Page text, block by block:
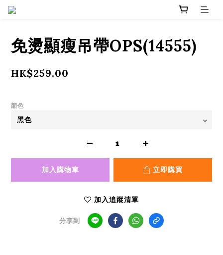
免燙顯瘦吊帶OPS(14555)
HK$259.00
顏色
加入購物車 立即購買
加入追蹤清單
分享到